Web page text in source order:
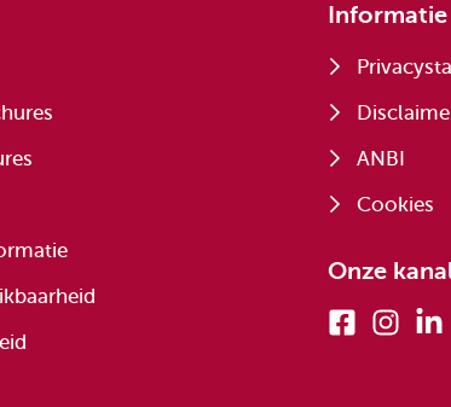
Informatie
ANBI
Cookies
Onze
Facebook